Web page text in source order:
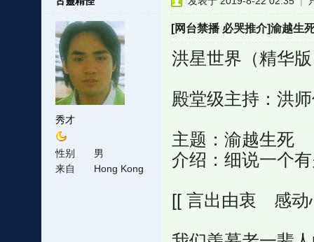
秀才
性别
男
来自
Hong Kong
[网台禁播 必哭推介]渝越生
洪星世界（精华
殿堂级主持：洪
主题：渝越生死
介绍：细说一个
[[ 言出由衷 感动